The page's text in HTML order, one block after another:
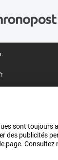
sont toujours
des publicités
page. Consultez